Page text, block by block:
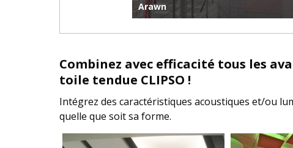
Arawn
Combinez avec efficacité tous les
toile tendue CLIPSO !
Intégrez des caractéristiques acoustiques et/ou
quelle que soit sa forme.